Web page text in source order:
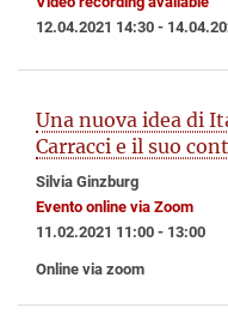
12.04.2021 14:30 -
Una nuova idea di
Carracci e il suo
Silvia Ginzburg
Evento online via Zoom
11.02.2021 11:00 - 13:00
Online via zoom